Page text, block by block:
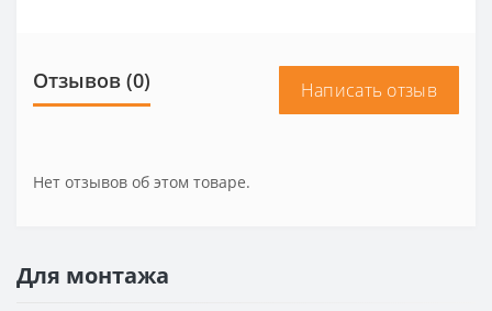
Отзывов (0) Написать отзыв
Нет отзывов об этом товаре.
Для монтажа